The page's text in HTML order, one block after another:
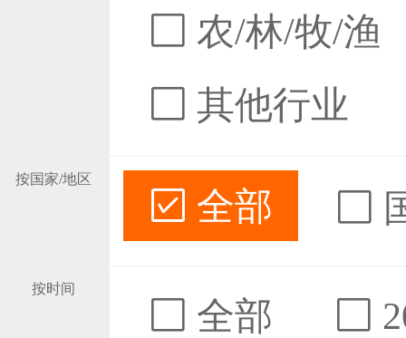
农/林/牧/渔
其他行业
按国家/地区
全部
按时间
全部